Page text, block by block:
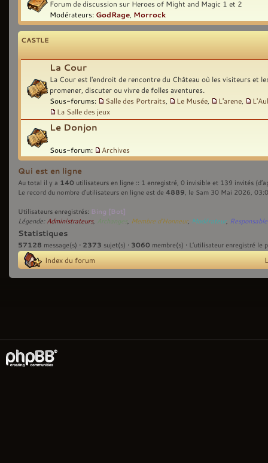
Forum de discussion sur Heroes of Might and Magic 1 et 2
Modérateurs: GodRage Morrock
CASTLE
La Cour
La Cour est l'endroit de rencontre du Château où les visiteurs et
promener, discuter ou vivre de folles aventures.
Sous-forums:
Salle des Portraits Le Musée L'arene
La Salle des jeux
Le Donjon
Sous-forum: Archives
Qui est en ligne
Au total il y a 140 utilisateurs en ligne :: 1 enregistré, 0 invisible et 139 invités
Le record du nombre d’utilisateurs en ligne est de 4889 , le Sam 30 Mai 2026,
Utilisateurs enregistrés: Bing [Bot]
Légende: Administrateurs, Archanges Membre d'Honneur, Modérateur,
Statistiques
57128 message(s) • 2373 sujet(s) • 3060 membre(s) • L’utilisateur enregistré le
Index du forum